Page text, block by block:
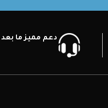
دعم مميز ما بعد